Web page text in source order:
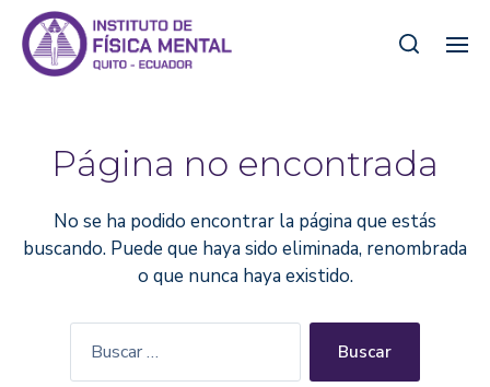
Página no encontrada
No se ha podido encontrar la página que estás
buscando. Puede que haya sido eliminada, renombrada
o que nunca haya existido.